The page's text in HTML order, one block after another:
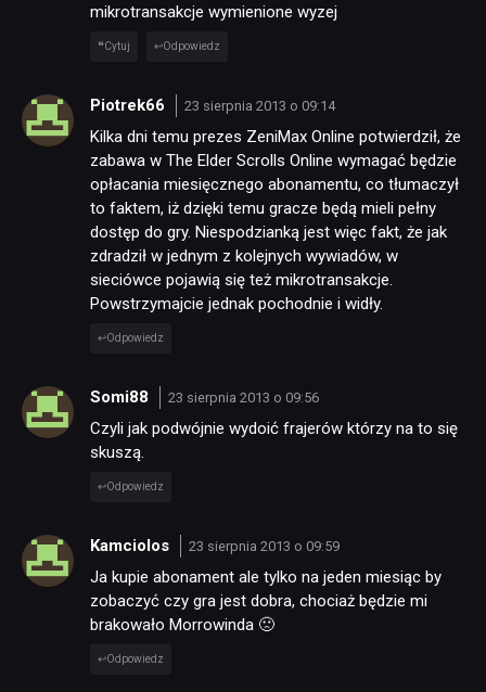
mikrotransakcje wymienione wyzej
Cytuj Odpowiedz
Piotrek66 23 sierpnia 2013 o 09:14
Kilka dni temu prezes ZeniMax Online potwierdził, że
zabawa w The Elder Scrolls Online wymagać będzie
opłacania miesięcznego abonamentu, co tłumaczył
to faktem, iż dzięki temu gracze będą mieli pełny
dostęp do gry. Niespodzianką jest więc fakt, że jak
zdradził w jednym z kolejnych wywiadów, w
sieciówce pojawią się też mikrotransakcje.
Powstrzymajcie jednak pochodnie i widły.
Odpowiedz
Somi88 23 sierpnia 2013 o 09:56
Czyli jak podwójnie wydoić frajerów którzy na to się
skuszą.
Odpowiedz
Kamciolos 23 sierpnia 2013 o 09:59
Ja kupie abonament ale tylko na jeden miesiąc by
zobaczyć czy gra jest dobra, chociaż będzie mi
brakowało Morrowinda 🙁
Odpowiedz